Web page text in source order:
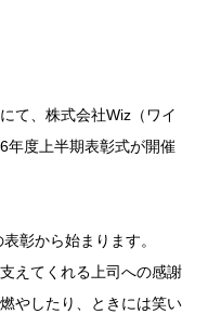
て、株式会社Wiz（ワイ
年度上半期表彰式が開催
彰から始まります。
えてくれる上司への感謝
やしたり、ときには笑い